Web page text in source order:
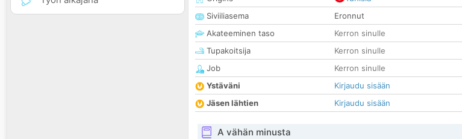
Siviiliasema
Eronnut
Akateeminen taso
Kerron sinulle
Tupakoitsija
Kerron sinulle
Job
Kerron sinulle
Ystäväni
Kirjaudu sisään
Jäsen lähtien
Kirjaudu sisään
A vähän minusta